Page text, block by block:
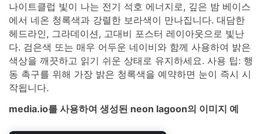
나이트클럽 빛이 나는 전기 석호 에너지로, 깊은 밤 베이스
에서 네온 청록색과 강렬한 보라색이 만나집니다. 대담한
헤드라인, 그라데이션, 고대비 포스터 레이아웃으로 빛난
다. 검은색 또는 매우 어두운 네이비와 함께 사용하여 밝은
색상을 깨끗하고 읽기 쉬운 상태로 유지하세요. 사용 팁: 행
동 촉구를 위해 가장 밝은 청록색을 예약하면 눈이 즉시 시
작됩니다.
media.io를 사용하여 생성된 neon lagoon의 이미지 예